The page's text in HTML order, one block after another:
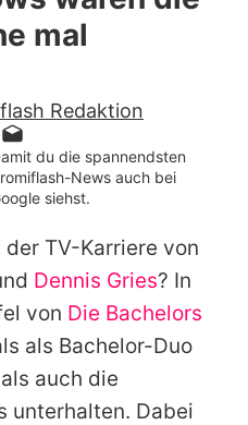
Promiflash
Richtlinien
mal
Redaktion
du die spannendsten
News auch bei
siehst.
TV-Karriere von
Dennis Gries? In
von Die Bachelors
als Bachelor-Duo
auch die
unterhalten. Dabei